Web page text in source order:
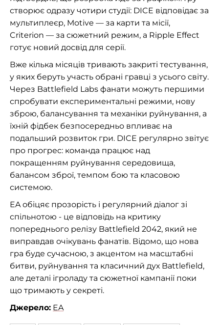
створює одразу чотири студії: DICE відповідає за
мультиплеєр, Motive — за карти та місії,
Criterion — за сюжетний режим, а Ripple Effect
готує новий досвід для серії.
Вже кілька місяців тривають закриті тестування,
у яких беруть участь обрані гравці з усього світу.
Через Battlefield Labs фанати можуть першими
спробувати експериментальні режими, нову
зброю, балансування та механіки руйнування, а
їхній фідбек безпосередньо впливає на
подальший розвиток гри. DICE регулярно звітує
про прогрес: команда працює над
покращенням руйнування середовища,
балансом зброї, темпом бою та класовою
системою.
EA обіцяє прозорість і регулярний діалог зі
спільнотою - це відповідь на критику
попереднього релізу Battlefield 2042, який не
виправдав очікувань фанатів. Відомо, що нова
гра буде сучасною, з акцентом на масштабні
битви, руйнування та класичний дух Battlefield,
але деталі ігроладу та сюжетної кампанії поки
що тримають у секреті.
Джерело: EA